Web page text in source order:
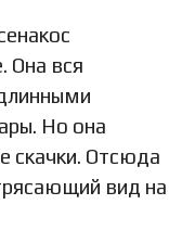
Она вся
Но она
скачки. Отсюда
вид на